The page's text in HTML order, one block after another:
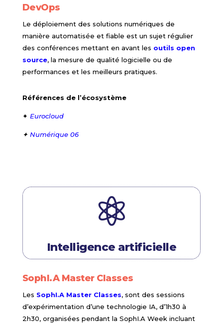
DevOps
Le déploiement des solutions numériques de
manière automatisée et fiable est un sujet régulier
des conférences mettant en avant les outils open
source, la mesure de qualité logicielle ou de
performances et les meilleurs pratiques.
Références de l’écosystème
✦ Eurocloud
✦ Numérique 06

Intelligence artificielle
SophI.A Master Classes
Les SophI.A Master Classes, sont des sessions
d’expérimentation d’une technologie IA, d’1h30 à
2h30, organisées pendant la SophI.A Week incluant